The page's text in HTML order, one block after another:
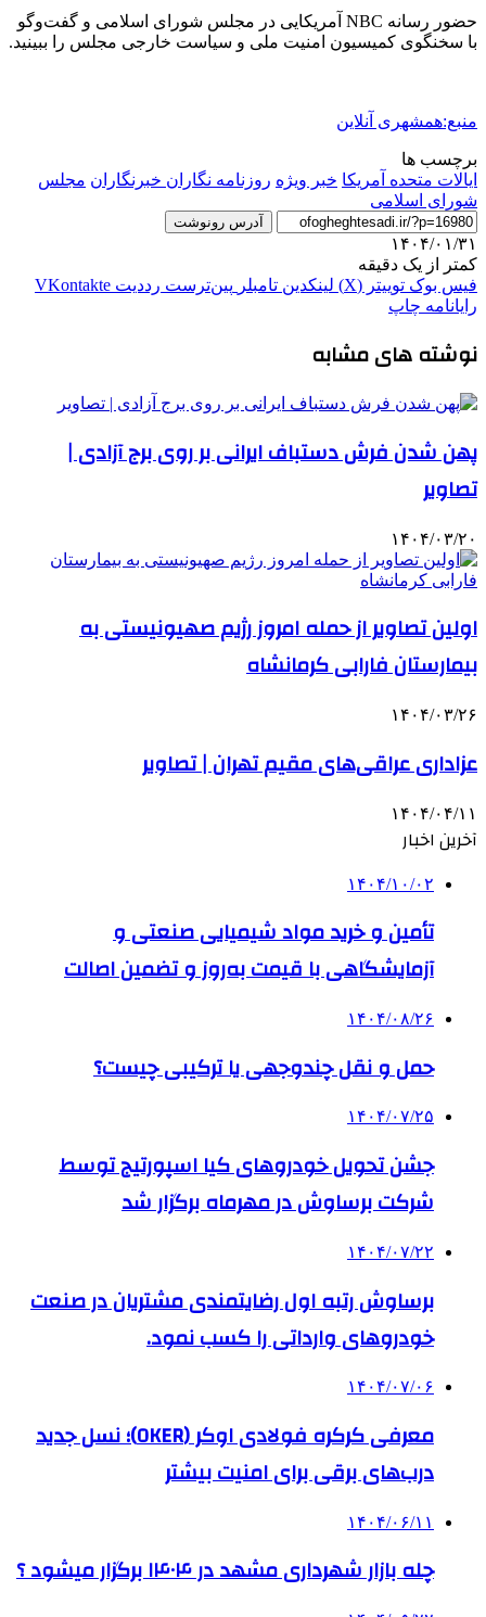
حضور رسانه NBC آمریکایی در مجلس شورای اسلامی و گفت‌وگو
با سخنگوی کمیسیون امنیت ملی و سیاست خارجی مجلس را ببینید.
منبع:همشهری آنلاین
برچسب ها
ایالات متحده آمریکا خبر ویژه روزنامه نگاران خبرنگاران مجلس
شورای اسلامی
آدرس رونوشت
۱۴۰۴/۰۱/۳۱
کمتر از یک دقیقه
فیس بوک توییتر (X) لینکدین ‫تامبلر ‫پین‌ترست ‫رددیت ‫VKontakte
رایانامه چاپ
نوشته های مشابه
پهن شدن فرش دستباف ایرانی بر روی برج آزادی |
تصاویر
۱۴۰۴/۰۳/۲۰
اولین تصاویر از حمله امروز رژیم صهیونیستی به
بیمارستان فارابی کرمانشاه
۱۴۰۴/۰۳/۲۶
عزاداری عراقی‌های مقیم تهران | تصاویر
۱۴۰۴/۰۴/۱۱
آخرین اخبار
۱۴۰۴/۱۰/۰۲
تأمین و خرید مواد شیمیایی صنعتی و
آزمایشگاهی با قیمت به‌روز و تضمین اصالت
۱۴۰۴/۰۸/۲۶
حمل و نقل چندوجهی یا ترکیبی چیست؟
۱۴۰۴/۰۷/۲۵
جشن تحویل خودروهای کیا اسپورتیج توسط
شرکت برساوش در مهرماه برگزار شد
۱۴۰۴/۰۷/۲۲
برساوش رتبه اول رضایتمندی مشتریان در صنعت
خودروهای وارداتی را کسب نمود.
۱۴۰۴/۰۷/۰۶
معرفی کرکره فولادی اوکر (OKER)؛ نسل جدید
درب‌های برقی برای امنیت بیشتر
۱۴۰۴/۰۶/۱۱
چله بازار شهرداری مشهد در ۱۴۰۴ برگزار میشود ؟